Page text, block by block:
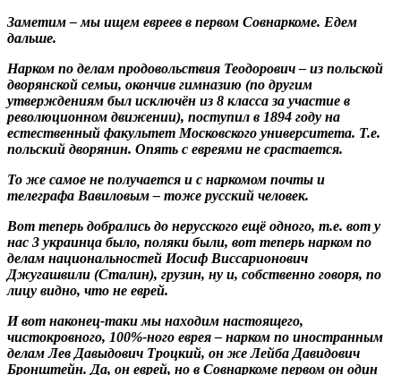
Заметим – мы ищем евреев в первом Совнаркоме. Едем
дальше.
Нарком по делам продовольствия Теодорович – из польской
дворянской семьи, окончив гимназию (по другим
утверждениям был исключён из 8 класса за участие в
революционном движении), поступил в 1894 году на
естественный факультет Московского университета. Т.е.
польский дворянин. Опять с евреями не срастается.
То же самое не получается и с наркомом почты и
телеграфа Вавиловым – тоже русский человек.
Вот теперь добрались до нерусского ещё одного, т.е. вот у
нас 3 украинца было, поляки были, вот теперь нарком по
делам национальностей Иосиф Виссарионович
Джугашвили (Сталин), грузин, ну и, собственно говоря, по
лицу видно, что не еврей.
И вот наконец-таки мы находим настоящего,
чистокровного, 100%-ного еврея – нарком по иностранным
делам Лев Давыдович Троцкий, он же Лейба Давидович
Бронштейн. Да, он еврей, но в Совнаркоме первом он один